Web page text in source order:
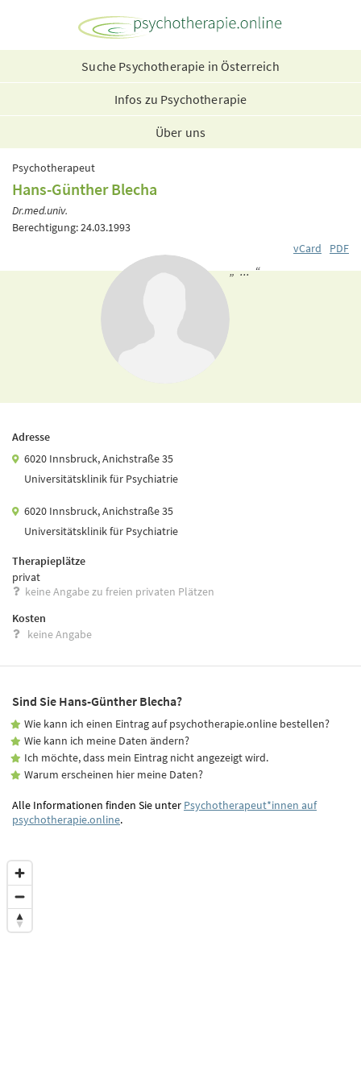
Suche Psychotherapie in Österreich
Infos zu Psychotherapie
Über uns
Psychotherapeut
Hans-Günther Blecha
Dr.med.univ.
Berechtigung: 24.03.1993
vCard
PDF
„ ... “
Adresse
6020 Innsbruck, Anichstraße 35
Universitätsklinik für Psychiatrie
6020 Innsbruck, Anichstraße 35
Universitätsklinik für Psychiatrie
Therapieplätze
privat
keine Angabe zu freien privaten Plätzen
Kosten
keine Angabe
Sind Sie Hans-Günther Blecha?
Wie kann ich einen Eintrag auf psychotherapie.online bestellen?
Wie kann ich meine Daten ändern?
Ich möchte, dass mein Eintrag nicht angezeigt wird.
Warum erscheinen hier meine Daten?
Alle Informationen finden Sie unter Psychotherapeut*innen auf
psychotherapie.online.